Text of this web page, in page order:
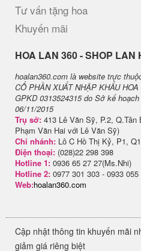
Tư vấn tặng hoa
Khuyến mãi
H​OA LAN 360 - SHOP LAN
hoalan360.com là website trực
CỔ PHẦN XUẤT NHẬP KHẨU
GPKD 0313524315 do Sở kế
06/11/2015
Trụ sở: 413 Lê Văn Sỹ, P.2,
Phạm Văn Hai với Lê Văn Sỹ)
Chi nhánh: Lô C Hồ Thị Kỷ, P1,
Điện thoại: (028)22 298 398
Hotline 1: 0936 65 27 27(Ms.Nhi)
Hotline 2: 0977 301 303 - 0933
Web:hoalan360.com
Cập nhật thông tin khuyến mãi
giảm giá riêng biệt